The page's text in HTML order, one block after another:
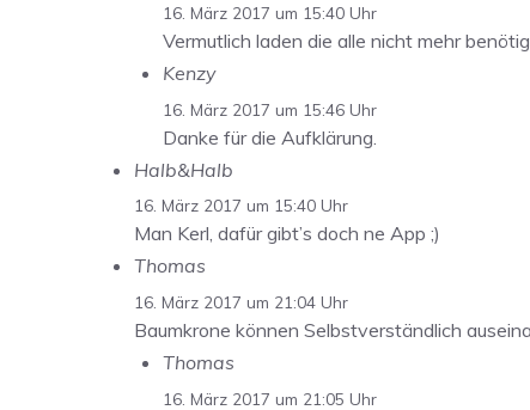
16. März 2017 um 15:40 Uhr
Vermutlich laden die alle nicht mehr
Kenzy
16. März 2017 um 15:46 Uhr
Danke für die Aufklärung.
Halb&Halb
16. März 2017 um 15:40 Uhr
Man Kerl, dafür gibt’s doch ne App ;)
Thomas
16. März 2017 um 21:04 Uhr
Baumkrone können Selbstverständlich
Thomas
16. März 2017 um 21:05 Uhr